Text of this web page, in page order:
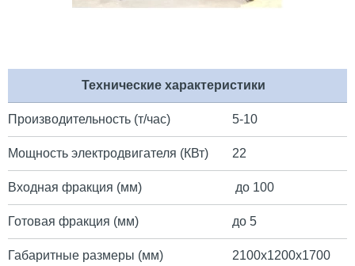
Технические характеристики
Производительность (т/час) 5-10
Мощность электродвигателя (КВт) 22
Входная фракция (мм) до 100
Готовая фракция (мм) до 5
Габаритные размеры (мм) 2100х1200х1700